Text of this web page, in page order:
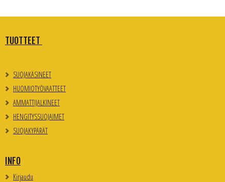
TUOTTEET
SUOJAKÄSINEET
HUOMIOTYÖVAATTEET
AMMATTIJALKINEET
HENGITYSSUOJAIMET
SUOJAKYPÄRÄT
INFO
Kirjaudu